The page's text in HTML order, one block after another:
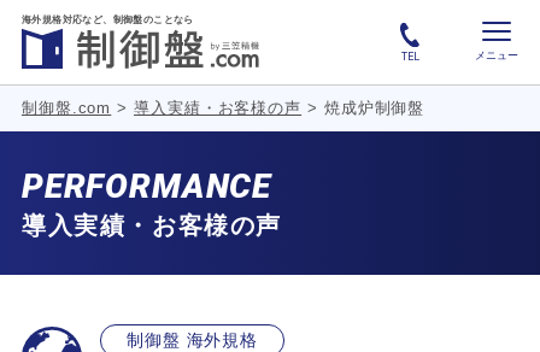
海外規格対応など、 制御盤のことなら
TEL メニュー
制御盤.com >導入実績・お客様の声 > 焼成炉制御盤
PERFORMANCE
導入実績・お客様の声
制御盤 海外規格